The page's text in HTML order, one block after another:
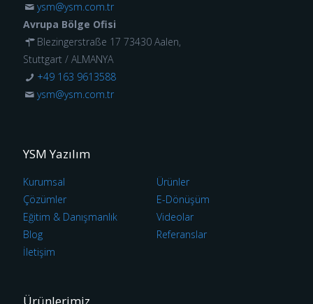
ysm@ysm.com.tr
Avrupa Bölge Ofisi
Blezingerstraße 17 73430 Aalen,
Stuttgart / ALMANYA
+49 163 9613588
ysm@ysm.com.tr
YSM Yazılım
Kurumsal
Ürünler
Çözümler
E-Dönüşüm
Eğitim & Danışmanlık
Videolar
Blog
Referanslar
İletişim